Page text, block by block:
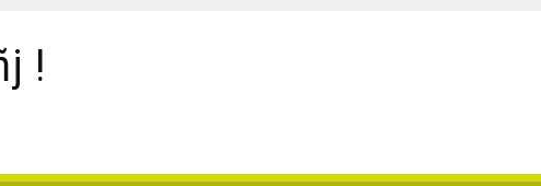
Tañva Anv ar Rozenn - stumm 9:16 - VBSTB
!